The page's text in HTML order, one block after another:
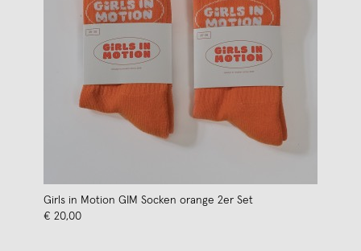
Girls in Motion GIM Socken orange 2er Set
€ 20,00